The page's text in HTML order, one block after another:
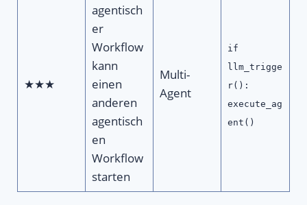
★★★
agentisch
er
Workflow
kann
einen
anderen
agentisch
en
Workflow
starten
Multi-
Agent
if
llm_trigge
r():
execute_ag
ent()